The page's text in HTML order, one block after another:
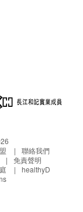
感者，請諮
業及毒藥條
上產品作出
而接受評
或預防任何
聯絡我們
免責聲明
healthyD